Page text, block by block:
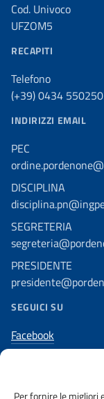
Per fornire le migliori
Cod. Univoco
UFZOM5
RECAPITI
Telefono
(+39) 0434 550250
INDIRIZZI EMAIL
PEC
DISCIPLINA
SEGRETERIA
PRESIDENTE
SEGUICI SU
Facebook